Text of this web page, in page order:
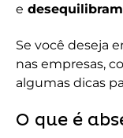
e
Se você deseja
nas empresas,
algumas dicas
O que é